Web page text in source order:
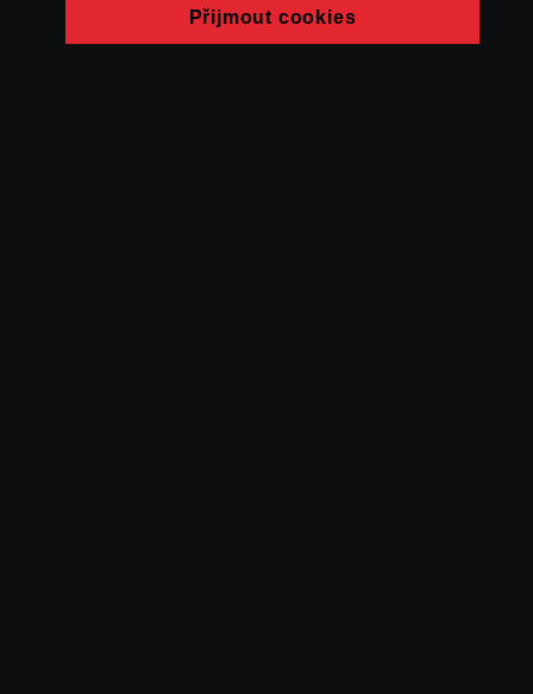
Přijmout cookies